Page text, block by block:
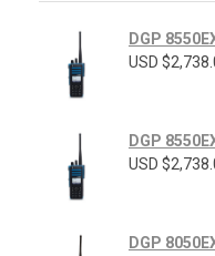
DGP
USD $
DGP
USD $
DGP